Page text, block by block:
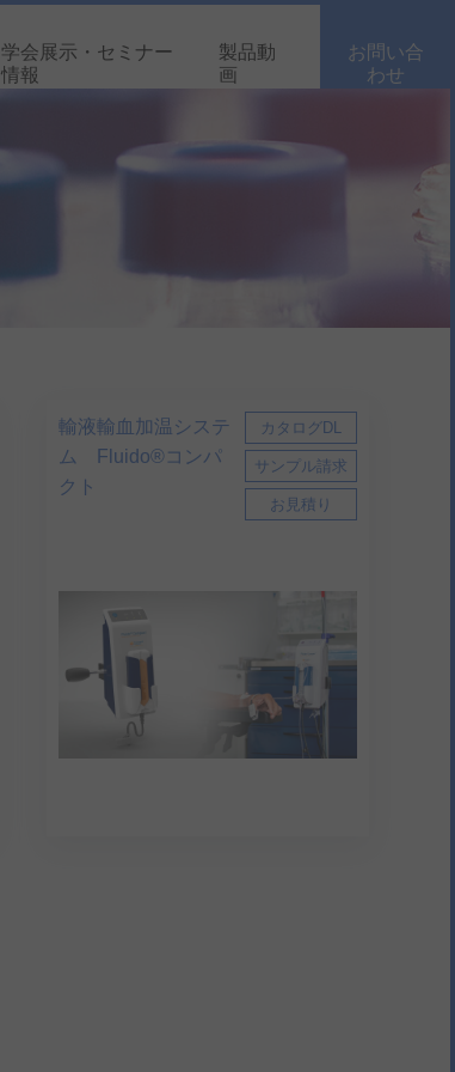
学会展示・セミナー
情報
製品動
画
お問い合
わせ
輸液輸血加温システ
ム Fluido®コンパ
クト
カタログDL
サンプル請求
お見積り